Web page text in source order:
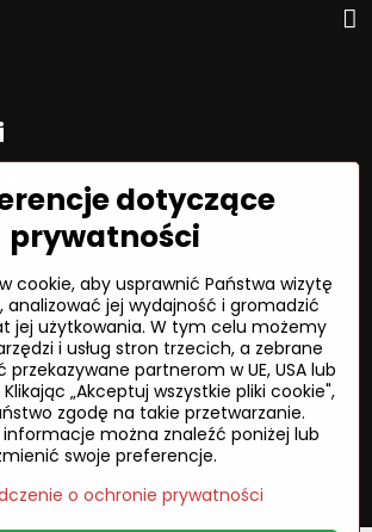
©2026Prawa autorskie
dotyczące prywatności
ochronie prywatnościStatus zamówienia
dotyczące
prywatności
cookie, aby usprawnić Państwa wizytę
analizować jej wydajność i gromadzić
jej użytkowania. W tym celu możemy
i usług stron trzecich, a zebrane
partnerom w UE, USA lub
„Akceptuj wszystkie pliki cookie",
zgodę na takie przetwarzanie.
informacje można znaleźć poniżej lub
swoje preferencje.
o ochronie prywatności